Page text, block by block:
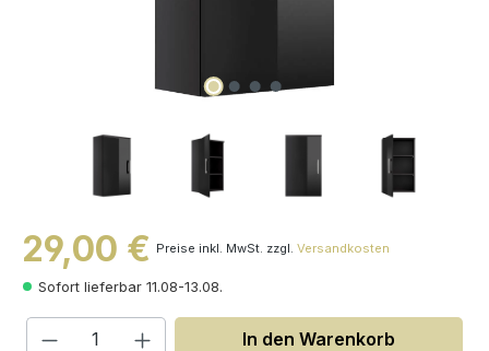
29,00 € Preise inkl. MwSt. zzgl. Versandkosten
Sofort lieferbar 11.08-13.08.
Produkt Anzahl: Gib den
In den Warenkorb